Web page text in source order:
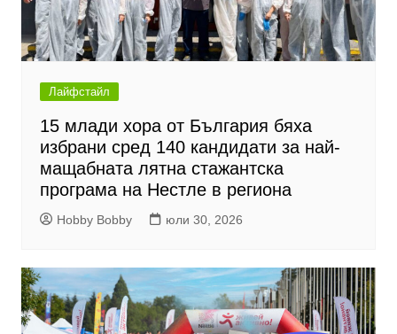
Лайфстайл
15 млади хора от България бяха
избрани сред 140 кандидати за най-
мащабната лятна стажантска
програма на Нестле в региона
Hobby Bobby юли 30, 2026